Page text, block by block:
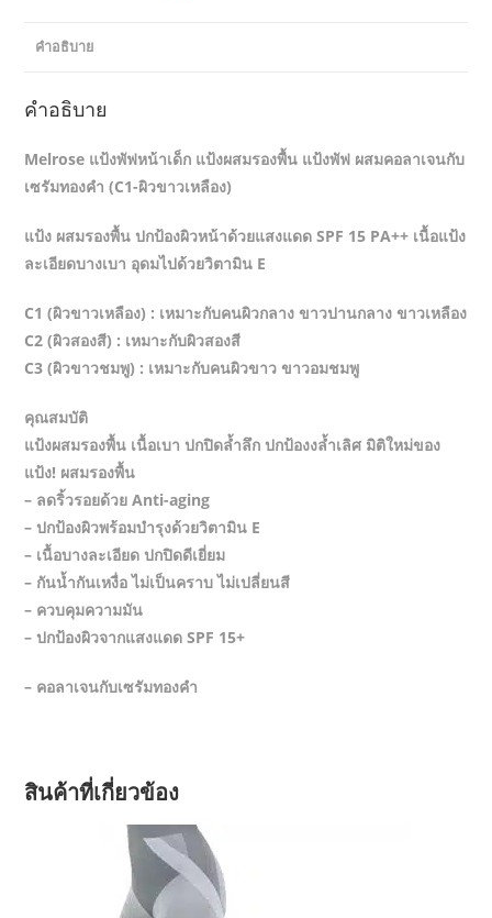
คำอธิบาย
คำอธิบาย
Melrose แป้งพัฟหน้าเด็ก แป้งผสมรองพื้น แป้งพัฟ ผสมคอลาเจนกับ
เซรัมทองคำ (C1-ผิวขาวเหลือง)
แป้ง ผสมรองพื้น ปกป้องผิวหน้าด้วยแสงแดด SPF 15 PA++ เนื้อแป้ง
ละเอียดบางเบา อุดมไปด้วยวิตามิน E
C1 (ผิวขาวเหลือง) : เหมาะกับคนผิวกลาง ขาวปานกลาง ขาวเหลือง
C2 (ผิวสองสี) : เหมาะกับผิวสองสี
C3 (ผิวขาวชมพู) : เหมาะกับคนผิวขาว ขาวอมชมพู
คุณสมบัติ
แป้งผสมรองพื้น เนื้อเบา ปกปิดล้ำลึก ปกป้องงล้ำเลิศ มิติใหม่ของ
แป้ง! ผสมรองพื้น
– ลดริ้วรอยด้วย Anti-aging
– ปกป้องผิวพร้อมบำรุงด้วยวิตามิน E
– เนื้อบางละเอียด ปกปิดดีเยี่ยม
– กันน้ำกันเหงื่อ ไม่เป็นคราบ ไม่เปลี่ยนสี
– ควบคุมความมัน
– ปกป้องผิวจากแสงแดด SPF 15+
– คอลาเจนกับเซรัมทองคำ
สินค้าที่เกี่ยวข้อง